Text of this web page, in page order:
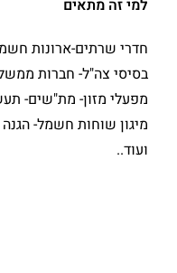
למי זה מתאים
חדרי שרתים-ארונות
בסיסי צה"ל- חברות
מפעלי מזון- מת"שים-
מיגון שוחות חשמל-
ועוד..